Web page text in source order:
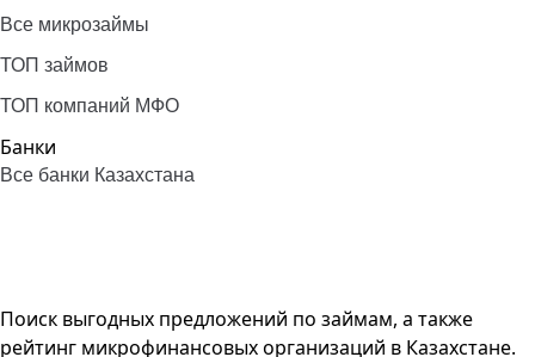
Все микрозаймы
ТОП займов
ТОП компаний МФО
Банки
Все банки Казахстана
Поиск выгодных предложений по займам, а также
рейтинг микрофинансовых организаций в Казахстане.